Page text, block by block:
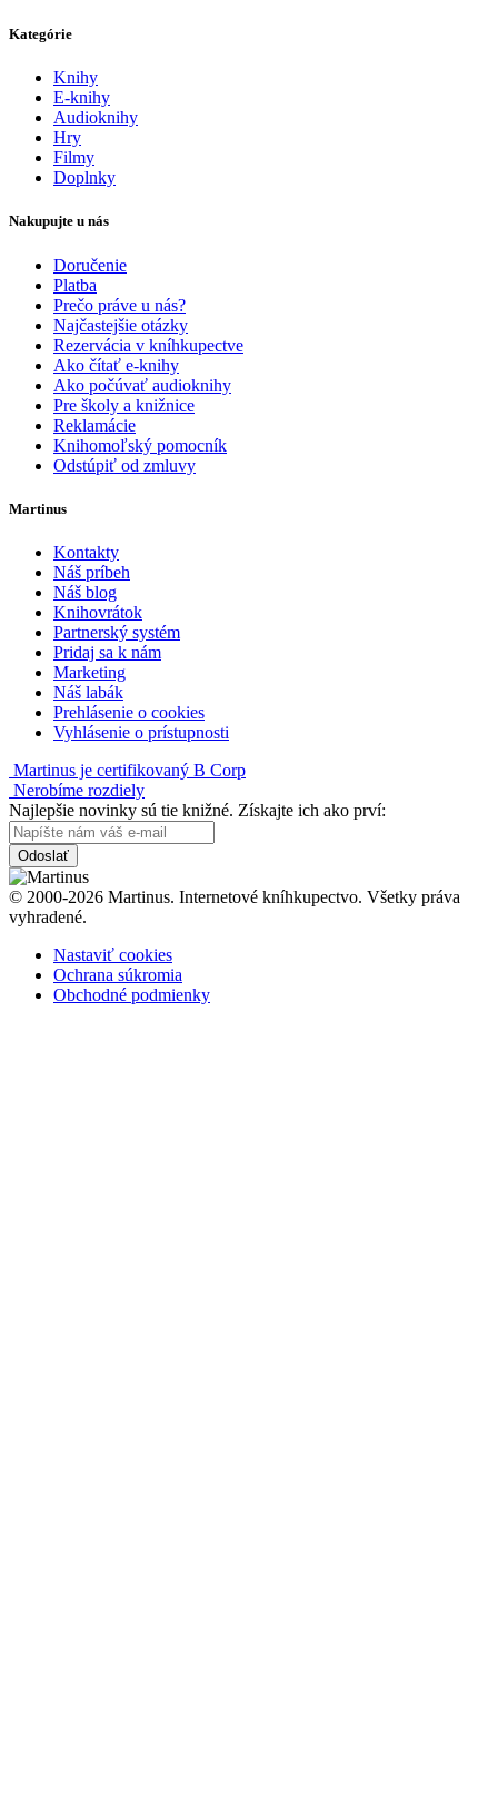
Kategórie
Knihy
E-knihy
Audioknihy
Hry
Filmy
Doplnky
Nakupujte u nás
Doručenie
Platba
Prečo práve u nás?
Najčastejšie otázky
Rezervácia v kníhkupectve
Ako čítať e-knihy
Ako počúvať audioknihy
Pre školy a knižnice
Reklamácie
Knihomoľský pomocník
Odstúpiť od zmluvy
Martinus
Kontakty
Náš príbeh
Náš blog
Knihovrátok
Partnerský systém
Pridaj sa k nám
Marketing
Náš labák
Prehlásenie o cookies
Vyhlásenie o prístupnosti
Martinus je certifikovaný B Corp
Nerobíme rozdiely
Najlepšie novinky sú tie knižné. Získajte ich ako prví:
Odoslať
© 2000-2026 Martinus. Internetové kníhkupectvo. Všetky práva
vyhradené.
Nastaviť cookies
Ochrana súkromia
Obchodné podmienky